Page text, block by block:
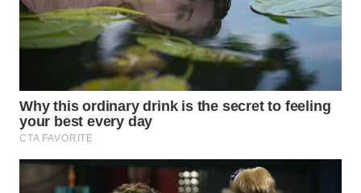
WN
KALTARA
WN
KALTIM
WN